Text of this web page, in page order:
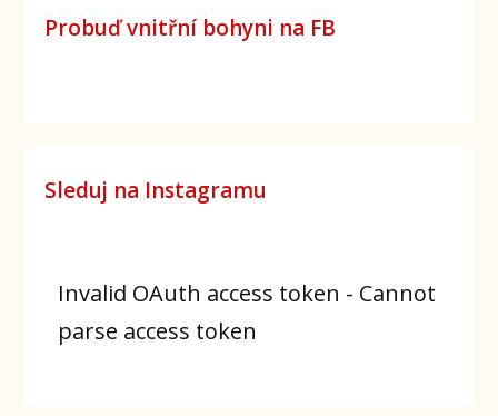
Probuď vnitřní bohyni na FB
Sleduj na Instagramu
Invalid OAuth access token - Cannot
parse access token